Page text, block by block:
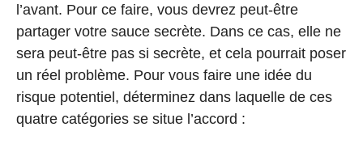
l’avant. Pour ce faire, vous devrez peut-être
partager votre sauce secrète. Dans ce cas, elle ne
sera peut-être pas si secrète, et cela pourrait poser
un réel problème. Pour vous faire une idée du
risque potentiel, déterminez dans laquelle de ces
quatre catégories se situe l’accord :